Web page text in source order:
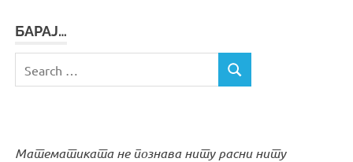
БАРАЈ…
for:
SEARCH
Математиката не познава ниту расни ниту